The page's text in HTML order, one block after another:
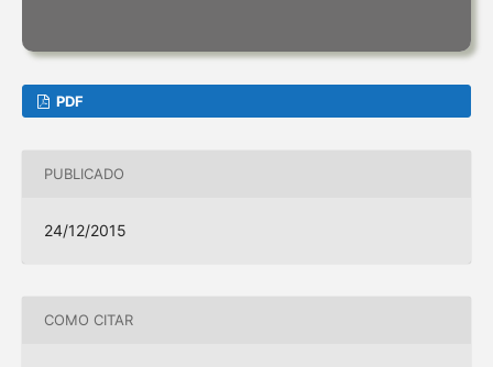
PDF
PUBLICADO
24/12/2015
COMO CITAR